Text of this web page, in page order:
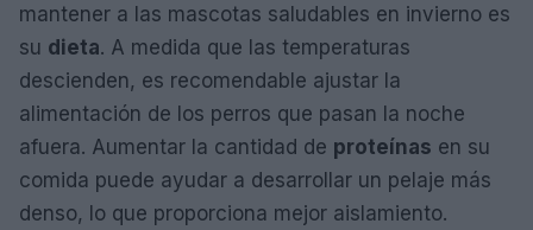
mantener a las mascotas saludables en invierno es
su dieta. A medida que las temperaturas
descienden, es recomendable ajustar la
alimentación de los perros que pasan la noche
afuera. Aumentar la cantidad de proteínas en su
comida puede ayudar a desarrollar un pelaje más
denso, lo que proporciona mejor aislamiento.